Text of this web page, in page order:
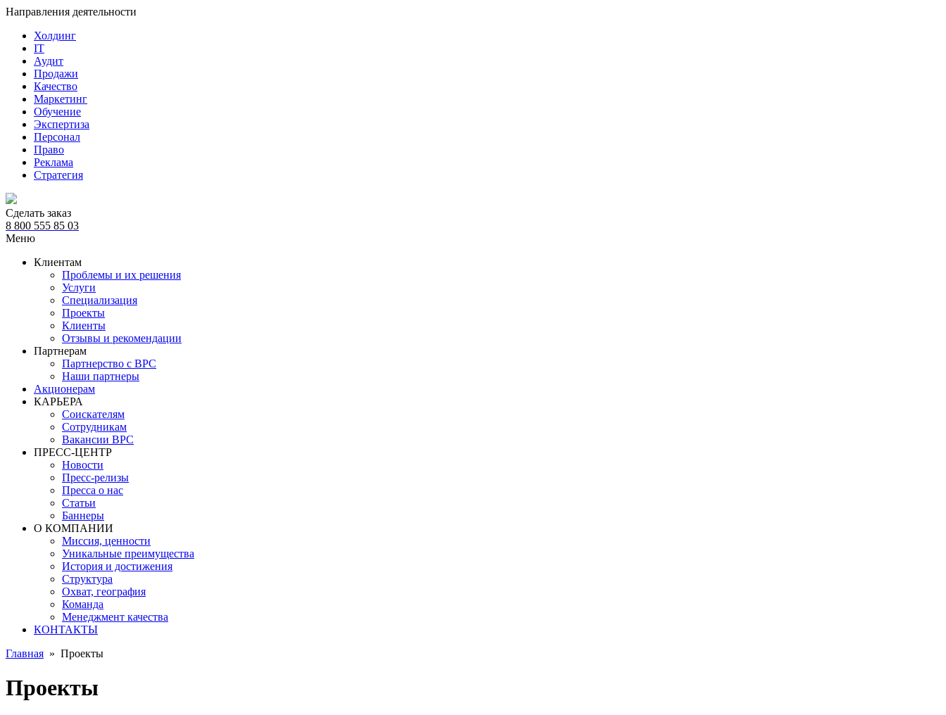
Направления деятельности
Холдинг
IT
Аудит
Продажи
Качество
Маркетинг
Обучение
Экспертиза
Персонал
Право
Реклама
Стратегия
Сделать заказ
8 800 555 85 03
Меню
Клиентам
Проблемы и их решения
Услуги
Специализация
Проекты
Клиенты
Отзывы и рекомендации
Партнерам
Партнерство с BPC
Наши партнеры
Акционерам
КАРЬЕРА
Соискателям
Сотрудникам
Вакансии BPC
ПРЕСС-ЦЕНТР
Новости
Пресс-релизы
Пресса о нас
Статьи
Баннеры
О КОМПАНИИ
Миссия, ценности
Уникальные преимущества
История и достижения
Структура
Охват, география
Команда
Менеджмент качества
КОНТАКТЫ
Главная » Проекты
Проекты